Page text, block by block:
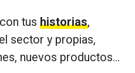
tus historias,
sector y propias,
nuevos productos…